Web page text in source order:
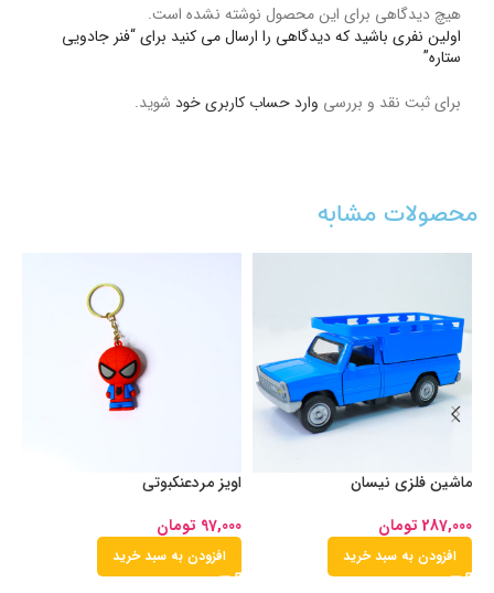
هیچ دیدگاهی برای این محصول نوشته نشده است.
اولین نفری باشید که دیدگاهی را ارسال می کنید برای “فنر جادویی
ستاره”
برای ثبت نقد و بررسی وارد حساب کاربری خود شوید.
محصولات مشابه
ماشین فلزی نیسان
287,000 تومان
افزودن به سبد خرید
اویز مردعنکبوتی
97,000 تومان
افزودن به سبد خرید